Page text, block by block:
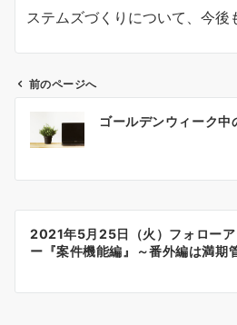
ステムズづくりについて、今後
ン
前のページへ
ゴールデンウィーク中
2021年5月25日（火）フォロー
ー『案件機能編』～番外編は満期